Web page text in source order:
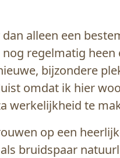
alleen een
regelmatig
bijzondere
omdat ik hier
werkelijkheid te
op een
bruidspaar